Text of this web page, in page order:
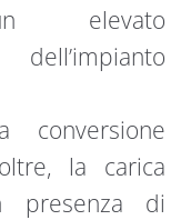
elevato
la carica
presenza di